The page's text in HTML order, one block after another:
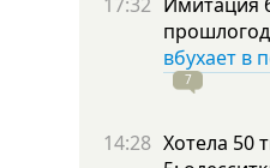
вбухает в
7
14:28 Хотела 50